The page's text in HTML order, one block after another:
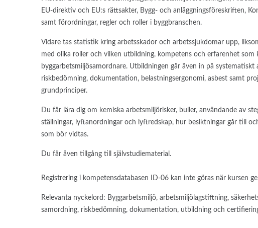
EU-direktiv och EU:s rättsakter, Bygg- och anläggningsföreskriften,
samt förordningar, regler och roller i byggbranschen.
Vidare tas statistik kring arbetsskador och arbetssjukdomar upp,
med olika roller och vilken utbildning, kompetens och erfarenhet som
byggarbetsmiljösamordnare. Utbildningen går även in på systematiskt
riskbedömning, dokumentation, belastningsergonomi, asbest samt
grundprinciper.
Du får lära dig om kemiska arbetsmiljörisker, buller, användande av
ställningar, lyftanordningar och lyftredskap, hur besiktningar går till
som bör vidtas.
Du får även tillgång till självstudiematerial.
Registrering i kompetensdatabasen ID-06 kan inte göras när kursen
Relevanta nyckelord: Byggarbetsmiljö, arbetsmiljölagstiftning,
samordning, riskbedömning, dokumentation, utbildning och